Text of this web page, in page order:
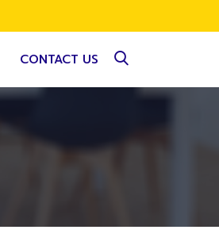
CONTACT US